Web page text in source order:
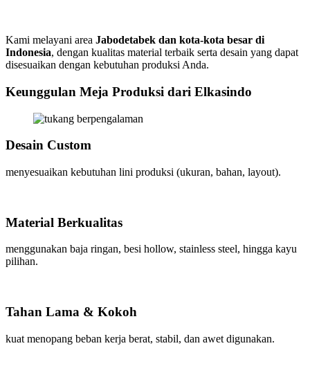
Kami melayani area Jabodetabek dan kota-kota besar di
Indonesia, dengan kualitas material terbaik serta desain yang dapat
disesuaikan dengan kebutuhan produksi Anda.
Keunggulan Meja Produksi dari Elkasindo
Desain Custom
menyesuaikan kebutuhan lini produksi (ukuran, bahan, layout).
Material Berkualitas
menggunakan baja ringan, besi hollow, stainless steel, hingga kayu
pilihan.
Tahan Lama & Kokoh
kuat menopang beban kerja berat, stabil, dan awet digunakan.